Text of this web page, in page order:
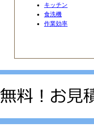
キッチン
食洗機
作業効率
このページのトップへ